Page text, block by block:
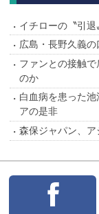
イチローの〝引
広島・長野久義の
ファンとの接触
のか
白血病を患った
アの是非
森保ジャパン、